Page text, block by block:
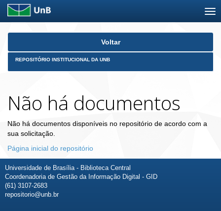
Skip
Voltar
REPOSITÓRIO INSTITUCIONAL DA UNB
Não há documentos
Não há documentos disponíveis no repositório de acordo com a
sua solicitação.
Página inicial do repositório
Universidade de Brasília - Biblioteca Central
Coordenadoria de Gestão da Informação Digital - GID
(61) 3107-2683
repositorio@unb.br